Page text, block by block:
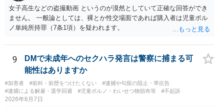
女子高生などの盗撮動画 というのが漠然としていて正確な回答ができ
ません。 一般論としては、裸とか性交場面であれば購入者は児童ポル
ノ単純所持罪（7条1項）を疑われます。
9
DMで未成年へのセクハラ発言は警察に捕まる可
能性はありますか
#加害者 #前科・前歴をつけたくない
#逮捕や勾留の阻止・準抗告
#逮捕による解雇・退学回避
#児童ポルノ・わいせつ物頒布等 #不起訴
2026年8月7日